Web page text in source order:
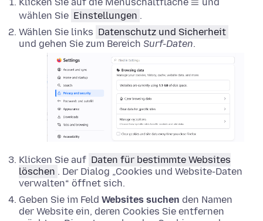
wählen Sie Einstellungen .
Wählen Sie links Datenschutz und Sicherheit
und gehen Sie zum Bereich Surf-Daten.
Klicken Sie auf Daten für bestimmte Websites
löschen . Der Dialog „Cookies und Website-Daten
verwalten“ öffnet sich.
Geben Sie im Feld Websites suchen den Namen
der Website ein, deren Cookies Sie entfernen